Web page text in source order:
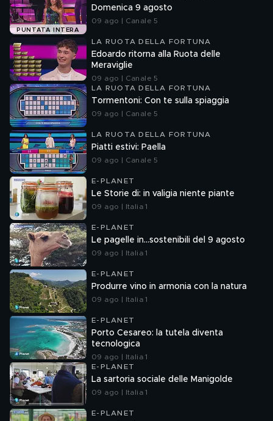
PUNTATA INTERA
Domenica 9 agosto
09 ago | Canale 5
LA RUOTA DELLA FORTUNA
Edoardo ritorna alla Ruota delle
Meraviglie
09 ago | Canale 5
LA RUOTA DELLA FORTUNA
Tormentoni: Con te sulla spiaggia
09 ago | Canale 5
LA RUOTA DELLA FORTUNA
Piatti estivi: Paella
09 ago | Canale 5
E-PLANET
Le Storie di: in valigia niente piante
09 ago | Italia 1
E-PLANET
Le pagelle in...sostenibili del 9 agosto
09 ago | Italia 1
E-PLANET
Produrre vino in armonia con la natura
09 ago | Italia 1
E-PLANET
Porto Cesareo: la tutela diventa
tecnologica
09 ago | Italia 1
E-PLANET
La sartoria sociale delle Manigolde
09 ago | Italia 1
E-PLANET